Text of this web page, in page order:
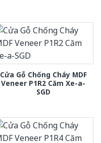
Cửa Gỗ Chống Cháy MDF
Veneer P1R2 Căm Xe-a-
SGD